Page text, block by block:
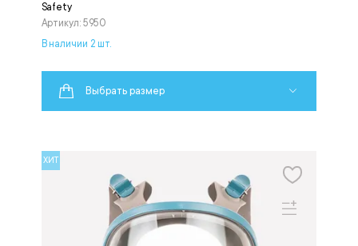
Safety
Артикул: 5950
В наличии 2 шт.
Выбрать размер
ХИТ